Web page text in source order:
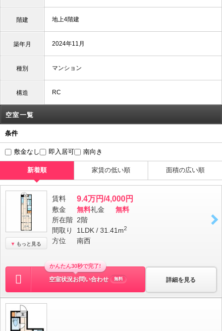
階建 地上4階建
築年月 2024年11月
種別 マンション
構造 RC
空室一覧
条件
敷金なし 即入居可 南向き
新着順 家賃の低い順 面積の広い順
もっと見る
賃料 9.4万円/4,000円
敷金 無料礼金
無料
所在階 2階
間取り
1LDK / 31.41m2
方位 南西
詳細を見る
かんたん30秒で完了!
空室状況お問い合わせ 無料